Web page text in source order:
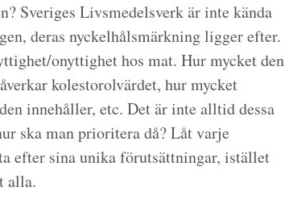
Sveriges Livsmedelsverk är inte kända
deras nyckelhålsmärkning ligger efter.
onyttighet hos mat. Hur mycket den
kolestorolvärdet, hur mycket
innehåller, etc. Det är inte alltid dessa
ska man prioritera då? Låt varje
efter sina unika förutsättningar, istället
alla.